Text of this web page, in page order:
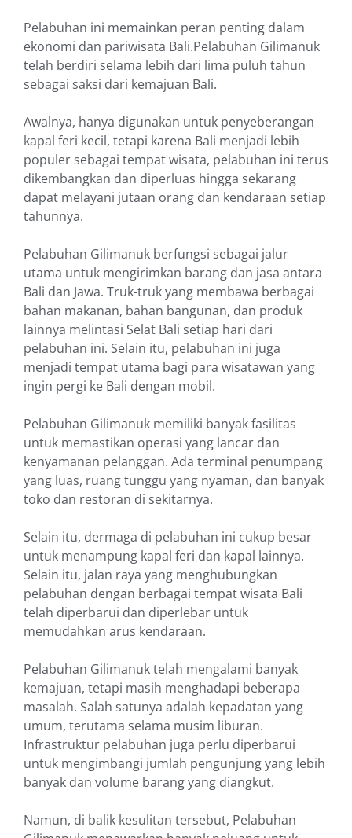
Pelabuhan ini memainkan peran penting dalam
ekonomi dan pariwisata Bali.Pelabuhan Gilimanuk
telah berdiri selama lebih dari lima puluh tahun
sebagai saksi dari kemajuan Bali.
Awalnya, hanya digunakan untuk penyeberangan
kapal feri kecil, tetapi karena Bali menjadi lebih
populer sebagai tempat wisata, pelabuhan ini terus
dikembangkan dan diperluas hingga sekarang
dapat melayani jutaan orang dan kendaraan setiap
tahunnya.
Pelabuhan Gilimanuk berfungsi sebagai jalur
utama untuk mengirimkan barang dan jasa antara
Bali dan Jawa. Truk-truk yang membawa berbagai
bahan makanan, bahan bangunan, dan produk
lainnya melintasi Selat Bali setiap hari dari
pelabuhan ini. Selain itu, pelabuhan ini juga
menjadi tempat utama bagi para wisatawan yang
ingin pergi ke Bali dengan mobil.
Pelabuhan Gilimanuk memiliki banyak fasilitas
untuk memastikan operasi yang lancar dan
kenyamanan pelanggan. Ada terminal penumpang
yang luas, ruang tunggu yang nyaman, dan banyak
toko dan restoran di sekitarnya.
Selain itu, dermaga di pelabuhan ini cukup besar
untuk menampung kapal feri dan kapal lainnya.
Selain itu, jalan raya yang menghubungkan
pelabuhan dengan berbagai tempat wisata Bali
telah diperbarui dan diperlebar untuk
memudahkan arus kendaraan.
Pelabuhan Gilimanuk telah mengalami banyak
kemajuan, tetapi masih menghadapi beberapa
masalah. Salah satunya adalah kepadatan yang
umum, terutama selama musim liburan.
Infrastruktur pelabuhan juga perlu diperbarui
untuk mengimbangi jumlah pengunjung yang lebih
banyak dan volume barang yang diangkut.
Namun, di balik kesulitan tersebut, Pelabuhan